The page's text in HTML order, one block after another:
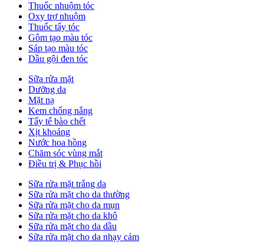
Thuốc nhuộm tóc
Oxy trợ nhuộm
Thuốc tẩy tóc
Gôm tạo màu tóc
Sáp tạo màu tóc
Dầu gội đen tóc
Sữa rửa mặt
Dưỡng da
Mặt nạ
Kem chống nắng
Tẩy tế bào chết
Xịt khoáng
Nước hoa hồng
Chăm sóc vùng mắt
Điều trị & Phục hồi
Sữa rửa mặt trắng da
Sữa rửa mặt cho da thường
Sữa rửa mặt cho da mụn
Sữa rửa mặt cho da khô
Sữa rửa mặt cho da dầu
Sữa rửa mặt cho da nhạy cảm